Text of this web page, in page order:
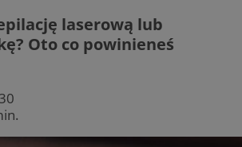
laserową lub
Oto co powinieneś